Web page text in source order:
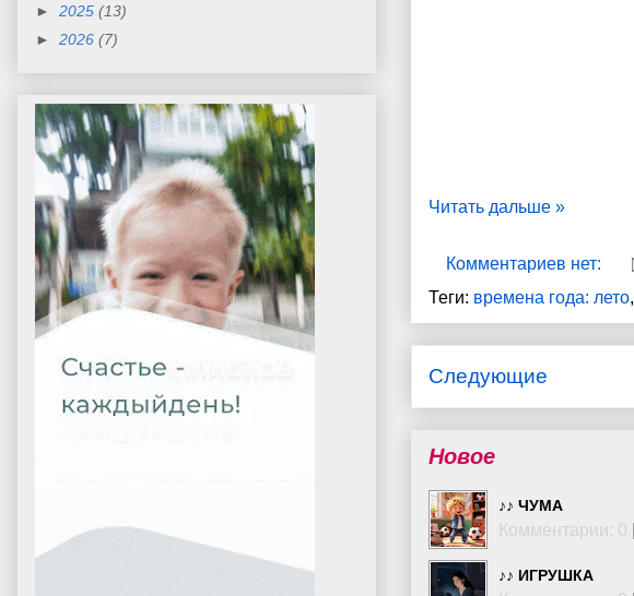
Читать дальше »
Комментариев нет:
Теги: времена года: лето,
Следующие
Новое
♪♪ ЧУМА
Комментарии: 0
♪♪ ИГРУШКА
► 2025 (13)
► 2026 (7)